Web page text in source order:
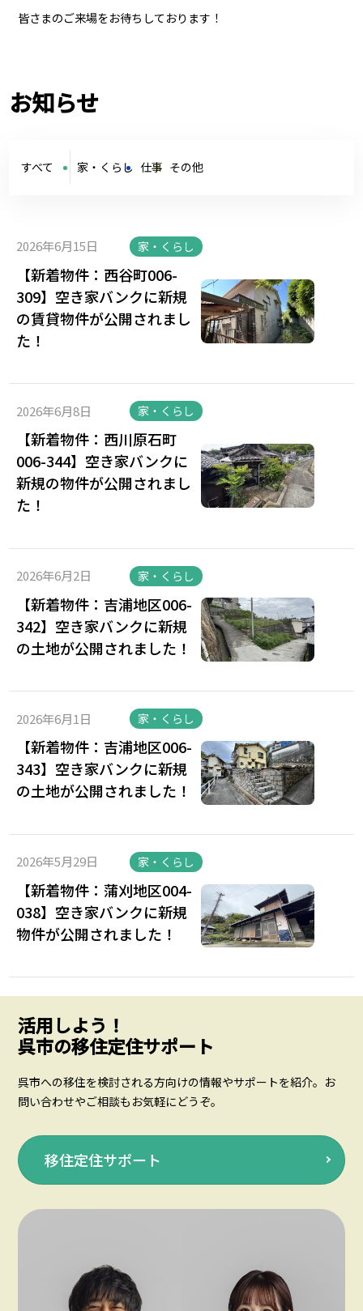
皆さまのご来場をお待ちしております！
お知らせ
すべて 家・くらし 仕事 その他
2026年6月15日 家・くらし
【新着物件：西谷町006-
309】空き家バンクに新規
の賃貸物件が公開されまし
た！
2026年6月8日 家・くらし
【新着物件：西川原石町
006-344】空き家バンクに
新規の物件が公開されまし
た！
2026年6月2日 家・くらし
【新着物件：吉浦地区006-
342】空き家バンクに新規
の土地が公開されました！
2026年6月1日 家・くらし
【新着物件：吉浦地区006-
343】空き家バンクに新規
の土地が公開されました！
2026年5月29日 家・くらし
【新着物件：蒲刈地区004-
038】空き家バンクに新規
物件が公開されました！
活用しよう！
呉市の移住定住サポート
呉市への移住を検討される方向けの情報やサポートを紹介。お
問い合わせやご相談もお気軽にどうぞ。
移住定住サポート